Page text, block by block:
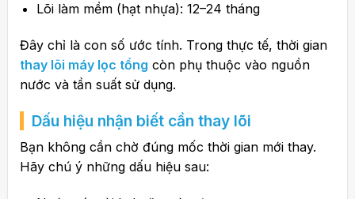
Lõi làm mềm (hạt nhựa): 12–24 tháng
Đây chỉ là con số ước tính. Trong thực tế, thời gian
thay lõi máy lọc tổng còn phụ thuộc vào nguồn
nước và tần suất sử dụng.
Dấu hiệu nhận biết cần thay lõi
Bạn không cần chờ đúng mốc thời gian mới thay.
Hãy chú ý những dấu hiệu sau: